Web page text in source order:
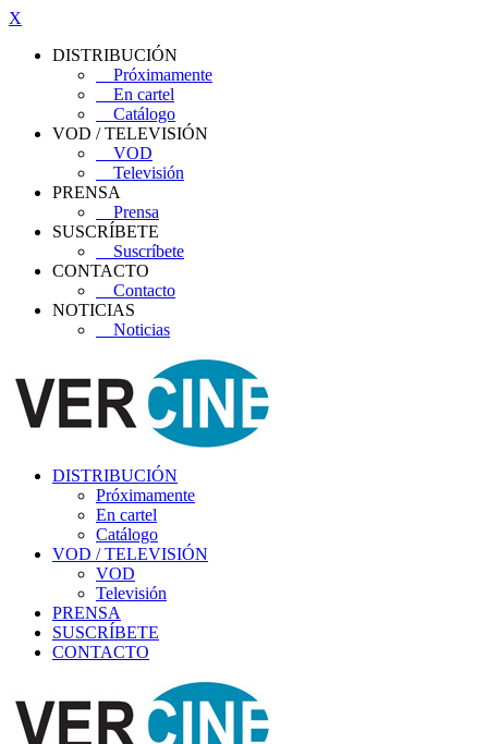
X
DISTRIBUCIÓN
Próximamente
En cartel
Catálogo
VOD / TELEVISIÓN
VOD
Televisión
PRENSA
Prensa
SUSCRÍBETE
Suscríbete
CONTACTO
Contacto
NOTICIAS
Noticias
DISTRIBUCIÓN
Próximamente
En cartel
Catálogo
VOD / TELEVISIÓN
VOD
Televisión
PRENSA
SUSCRÍBETE
CONTACTO